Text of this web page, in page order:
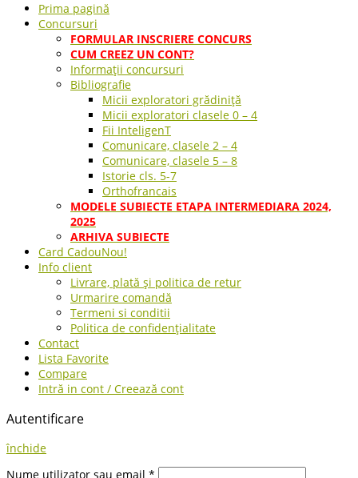
Prima pagină
Concursuri
FORMULAR INSCRIERE CONCURS
CUM CREEZ UN CONT?
Informații concursuri
Bibliografie
Micii exploratori grădiniță
Micii exploratori clasele 0 – 4
Fii InteligenT
Comunicare, clasele 2 – 4
Comunicare, clasele 5 – 8
Istorie cls. 5-7
Orthofrancais
MODELE SUBIECTE ETAPA INTERMEDIARA 2024,
2025
ARHIVA SUBIECTE
Card CadouNou!
Info client
Livrare, plată și politica de retur
Urmarire comandă
Termeni si conditii
Politica de confidențialitate
Contact
Lista Favorite
Compare
Intră in cont / Creează cont
Autentificare
închide
Nume utilizator sau email *